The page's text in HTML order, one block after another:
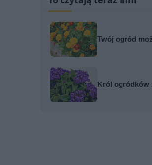
Twój ogród
Król ogródków